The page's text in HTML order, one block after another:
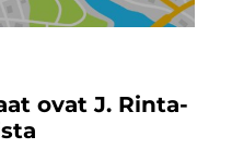
ovat J. Rinta-